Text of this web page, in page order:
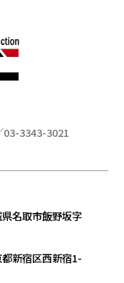
03-3343-3021
名取市飯野坂字
新宿区西新宿1-